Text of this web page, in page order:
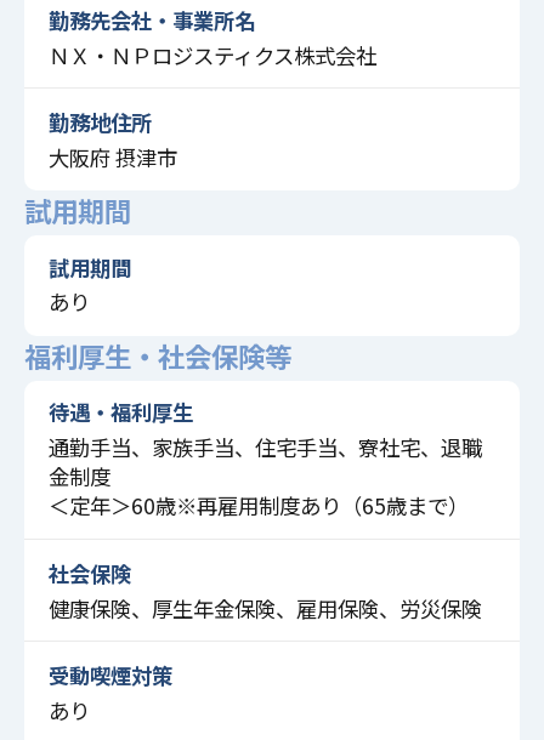
勤務先会社・事業所名
ＮＸ・ＮＰロジスティクス株式会社
勤務地住所
大阪府 摂津市
試用期間
試用期間
あり
福利厚生・社会保険等
待遇・福利厚生
通勤手当、家族手当、住宅手当、寮社宅、退職
金制度
＜定年＞60歳※再雇用制度あり（65歳まで）
社会保険
健康保険、厚生年金保険、雇用保険、労災保険
受動喫煙対策
あり